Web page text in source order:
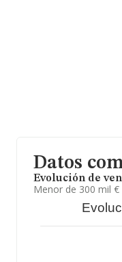
Datos
Evolución de
Menor de 300 mil €